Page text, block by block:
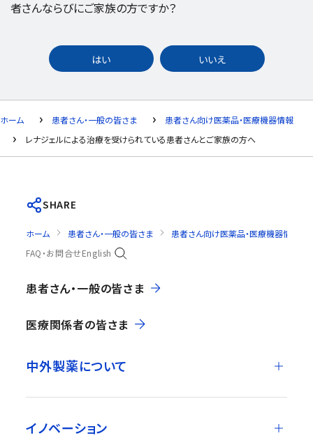
者さんならびにご家族の方ですか？
はい いいえ
ホーム 患者さん・一般の皆さま
患者さん向け医薬品・医療機器情報
レナジェルによる治療を受けられている患者さんとご家族の方へ
SHARE
ホーム 患者さん・一般の皆さま
患者さん向け医薬品・医療機器情報
FAQ・お問合せEnglish
患者さん・一般の皆さま
医療関係者の皆さま
中外製薬について
イノベーション